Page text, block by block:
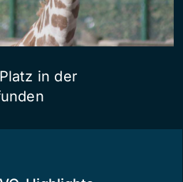
in der